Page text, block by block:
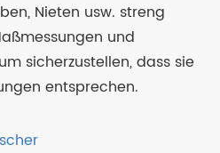
Nieten usw. streng
und
sicherzustellen, dass sie
entsprechen.